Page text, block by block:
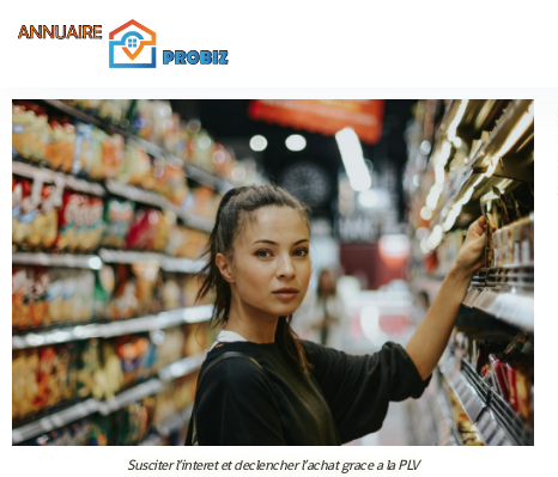
Susciter l’interet et declencher l’achat grace a la PLV